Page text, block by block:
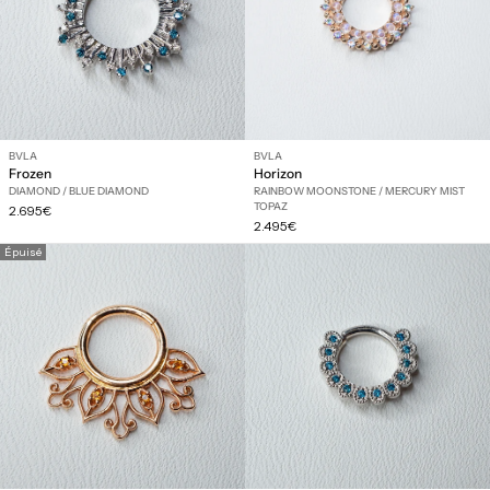
BVLA
Frozen
DIAMOND / BLUE DIAMOND
Prix
2.695€
BVLA
Horizon
RAINBOW MOONSTONE / MERCURY MIST
TOPAZ
Prix
régulier
2.495€
Épuisé